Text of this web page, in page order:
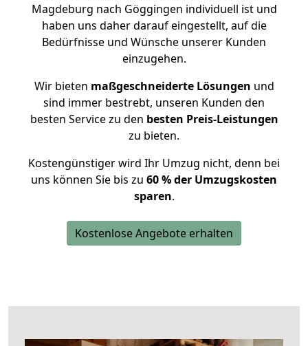
Magdeburg nach Göggingen individuell ist und
haben uns daher darauf eingestellt, auf die
Bedürfnisse und Wünsche unserer Kunden
einzugehen.
Wir bieten maßgeschneiderte Lösungen und
sind immer bestrebt, unseren Kunden den
besten Service zu den besten Preis-Leistungen
zu bieten.
Kostengünstiger wird Ihr Umzug nicht, denn bei
uns können Sie bis zu 60 % der Umzugskosten
sparen.
Kostenlose Angebote erhalten